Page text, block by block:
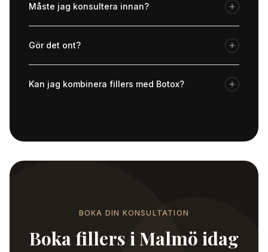
Måste jag konsultera innan?
Gör det ont?
Kan jag kombinera fillers med Botox?
BOKA DIN KONSULTATION
Boka fillers i Malmö idag